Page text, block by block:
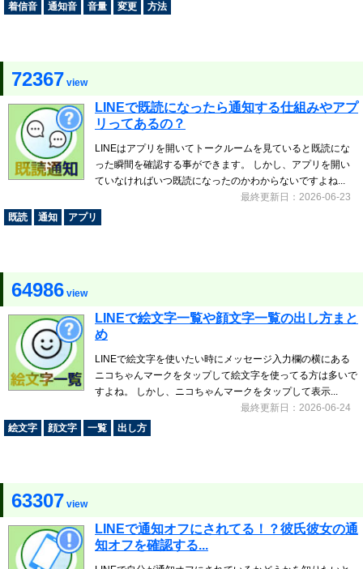
着信音
通知音 音量 変更 方法
72367 view
LINEで既読になったら通知する仕組みやアプ
リってあるの？
LINEはアプリを開いてトークルームを見ていると既読にな
った瞬間を確認する事ができます。 しかし、アプリを開い
ていなければいつ既読になったのかわからないですよね...
最終更新日：2026-06-23
既読
通知 アプリ
64986 view
LINEで絵文字一覧や顔文字一覧の出し方まと
め
LINEで絵文字を使いたい時にメッセージ入力欄の横にある
ニコちゃんマークをタップして絵文字を使ってる方は多いで
すよね。 しかし、ニコちゃんマークをタップして表示...
最終更新日：2026-06-24
絵文字
顔文字 一覧 出し方
63307 view
LINEで通知オフにされてる！？彼氏彼女の通
知オフを確認する...